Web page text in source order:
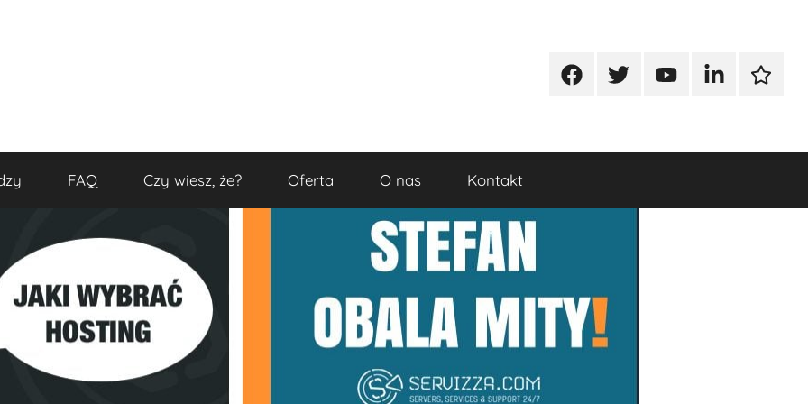
FacebookTwitterYoutubeLinkedinGoogle
FAQ Czy wiesz, że? Oferta O nas Kontakt